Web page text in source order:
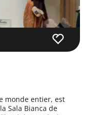
monde entier, est
Sala Bianca de